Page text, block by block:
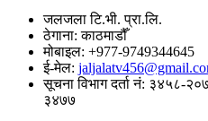
जलजला टि.भी. प्रा.लि.
ठेगाना: काठमाडौँ
मोबाइल: +977-9749344645
ई-मेल:
सूचना विभाग दर्ता नं: ३४५८-
३४७७